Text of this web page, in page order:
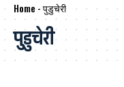
Home-पुडुचेरी
पुडुचेरी